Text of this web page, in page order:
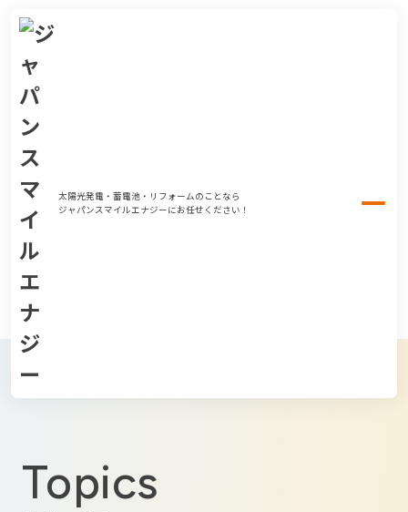
太陽光発電・蓄電池・リフォームのことなら
ジャパンスマイルエナジーにお任せください！
Topics